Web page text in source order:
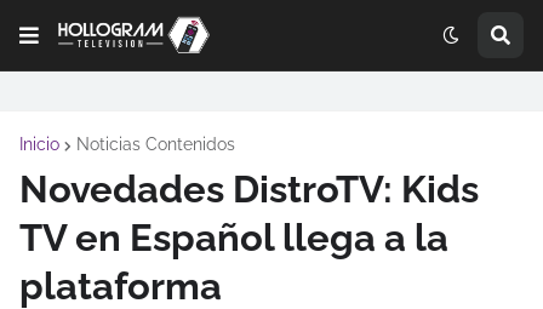
Inicio Noticias Contenidos
Novedades DistroTV: Kids
TV en Español llega a la
plataforma